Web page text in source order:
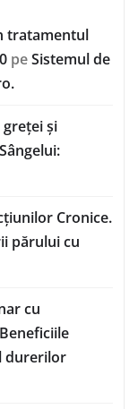
tratamentul
peSistemul de
și
Cronice.
părului cu
cu
Beneficiile
durerilor